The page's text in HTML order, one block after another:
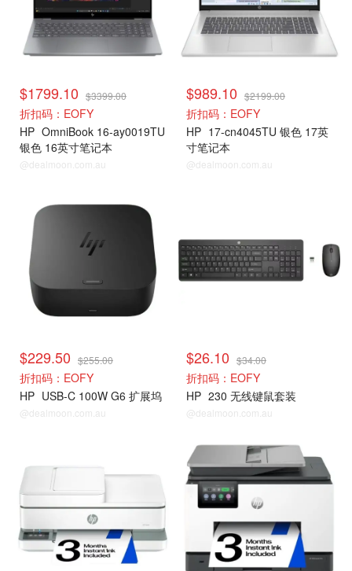
$1799.10 $3399.00
折扣码：EOFY
HP OmniBook 16-ay0019TU
银色 16英寸笔记本
@dealmoon.com.au
$989.10 $2199.00
折扣码：EOFY
HP 17-cn4045TU 银色 17英
寸笔记本
@dealmoon.com.au
$229.50 $255.00
折扣码：EOFY
HP USB-C 100W G6 扩展坞
@dealmoon.com.au
$26.10 $34.00
折扣码：EOFY
HP 230 无线键鼠套装
@dealmoon.com.au